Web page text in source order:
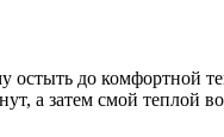
остыть до комфортной
а затем смой теплой